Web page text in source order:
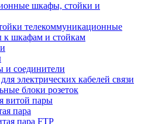
шкафы, стойки и
телекоммуникационные
к шкафам и стойкам
и соединители
электрических кабелей связи
блоки розеток
витой пары
пара
пара FTP